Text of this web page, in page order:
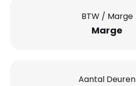
BTW / Marge
Marge
Aantal Deuren